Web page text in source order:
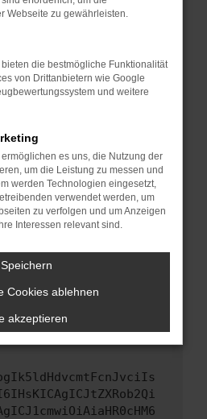
in einem privaten
neu.
helfen, vorübergehende
dem neuesten Stand
birgt nicht nur ein
kann auch dazu
Funktionen nicht mehr
Webseitenbetreiber.
genannten Schritte versucht
bitte. Wir werden
zu beheben. Du kannst
um uns bei der
Webseite zu gewährleisten.
die bestmögliche Funktionalität
von Drittanbietern wie Google
und weitere
es uns, die Nutzung der
um die Leistung zu messen und
werden Technologien eingesetzt,
verwendet werden, um
zu verfolgen und um Anzeigen
Interessen relevant sind.
Speichern
Cookies ablehnen
akzeptieren